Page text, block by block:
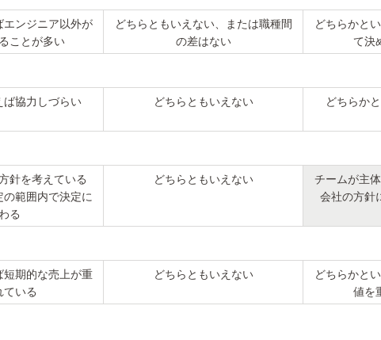
ンジニア以外が
ことが多い
どちらともいえない、または職種間
の差はない
どちらかと
て決
ば協力しづらい どちらともいえない どちらか
針を考えている
範囲内で決定に
る
どちらともいえない
チームが主
会社の方針
期的な売上が重
いる
どちらともいえない
どちらかと
値を